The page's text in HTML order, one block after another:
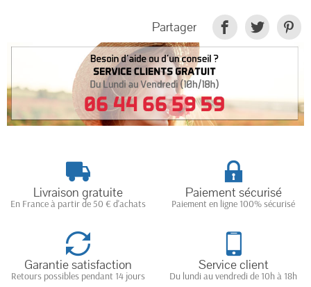
Partager
Livraison gratuite
En France à partir de 50 € d'achats
Paiement sécurisé
Paiement en ligne 100% sécurisé
Garantie satisfaction
Retours possibles pendant 14 jours
Service client
Du lundi au vendredi de 10h à 18h